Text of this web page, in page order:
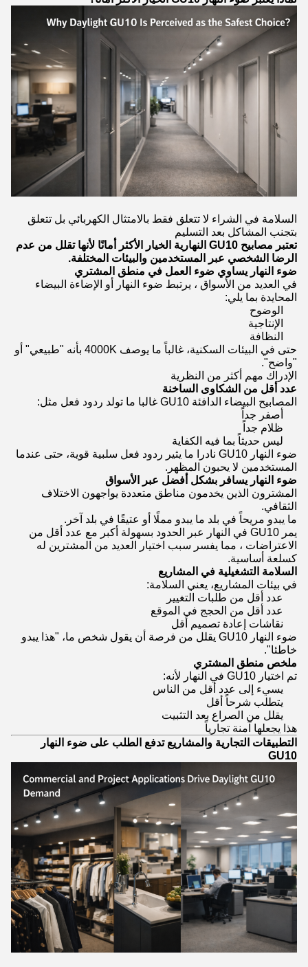
السلامة في الشراء لا تتعلق فقط بالامتثال الكهربائي بل تتعلق
بتجنب المشاكل بعد التسليم
تعتبر مصابيح GU10 النهارية الخيار الأكثر أمانًا لأنها تقلل من عدم
الرضا الشخصي عبر المستخدمين والبيئات المختلفة.
ضوء النهار يساوي ضوء العمل في منطق المشتري
في العديد من الأسواق ، يرتبط ضوء النهار أو الإضاءة البيضاء
المحايدة بما يلي:
الوضوح
الإنتاجية
النظافة
حتى في البيئات السكنية، غالباً ما يوصف 4000K بأنه "طبيعي" أو
"واضح".
الإدراك مهم أكثر من النظرية
عدد أقل من الشكاوى الساخنة
المصابيح البيضاء الدافئة GU10 غالبا ما تولد ردود فعل مثل:
أصفر جداً
ظلام جداً
ليس حديثاً بما فيه الكفاية
ضوء النهار GU10 نادرا ما يثير ردود فعل سلبية قوية، حتى عندما
المستخدمين لا يحبون المظهر.
ضوء النهار يسافر بشكل أفضل عبر الأسواق
المشترون الذين يخدمون مناطق متعددة يواجهون الاختلاف
الثقافي.
ما يبدو مريحاً في بلد ما يبدو مملًا أو عتيقًا في بلد آخر.
يمر GU10 في النهار عبر الحدود بسهولة أكبر مع عدد أقل من
الاعتراضات ، مما يفسر سبب اختيار العديد من المشترين له
كسلعة أساسية.
السلامة التشغيلية في المشاريع
في بيئات المشاريع، يعني السلامة:
عدد أقل من طلبات التغيير
عدد أقل من الحجج في الموقع
نقاشات إعادة تصميم أقل
ضوء النهار GU10 يقلل من فرصة أن يقول شخص ما، "هذا يبدو
خاطئا".
ملخص منطق المشتري
تم اختيار GU10 في النهار لأنه:
يسيء إلى عدد أقل من الناس
يتطلب شرحاً أقل
يقلل من الصراع بعد التثبيت
هذا يجعلها آمنة تجارياً
التطبيقات التجارية والمشاريع تدفع الطلب على ضوء النهار
GU10